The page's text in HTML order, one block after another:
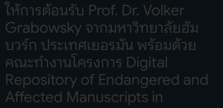
ให้การต้อนรับ Prof. Dr. Volker
Grabowsky จากมหาวิทยาลัยฮัม
บวร์ก ประเทศเยอรมัน พร้อมด้วย
คณะทำงานโครงการ Digital
Repository of Endangered and
Affected Manuscripts in